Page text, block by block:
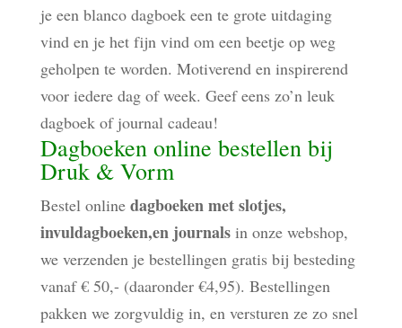
je een blanco dagboek een te grote uitdaging
vind en je het fijn vind om een beetje op weg
geholpen te worden. Motiverend en inspirerend
voor iedere dag of week. Geef eens zo’n leuk
dagboek of journal cadeau!
Dagboeken online bestellen bij
Druk & Vorm
Bestel online dagboeken met slotjes,
invuldagboeken,en journals in onze webshop,
we verzenden je bestellingen gratis bij besteding
vanaf € 50,- (daaronder €4,95). Bestellingen
pakken we zorgvuldig in, en versturen ze zo snel